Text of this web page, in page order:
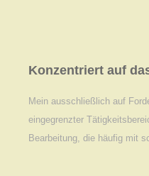
Konzentriert auf
Mein ausschließlich auf
eingegrenzter
Bearbeitung, die häufig mit